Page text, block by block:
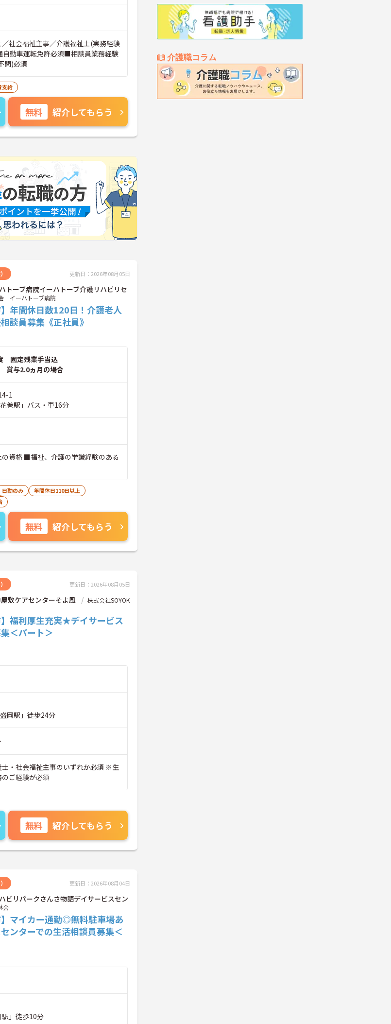
介護職コラム
社会福祉主事／介護福祉士(実務経験
動車運転免許必須■相談員業務経験
問)必須
支給
無料 紹介してもらう
更新日：2026年08月05日
ーブ病院イーハトーブ介護リハビリセ
イーハトーブ病院
】年間休日数120日！介護老人
談員募集《正社員》
固定残業手当込
賞与2.0ヵ月の場合
1
巻駅」バス・車16分
資格 ■福祉、介護の学識経験のある
日勤のみ
年間休日110日以上
無料 紹介してもらう
更新日：2026年08月05日
敷ケアセンターそよ風
株式会社SOYOK
】福利厚生充実★デイサービス
＜パート＞
岡駅」徒歩24分
・社会福祉主事のいずれか必須 ※生
ご経験が必須
無料 紹介してもらう
更新日：2026年08月04日
ビリパークさんさ物語デイサービスセン
会
】マイカー通勤◎無料駐車場あ
ンターでの生活相談員募集＜
駅」徒歩10分